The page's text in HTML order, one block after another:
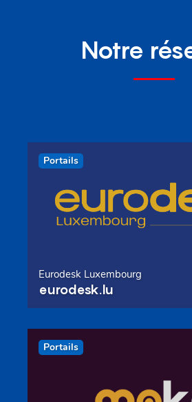
Notre
Portails
Eurodesk Luxembourg
eurodesk.lu
Portails